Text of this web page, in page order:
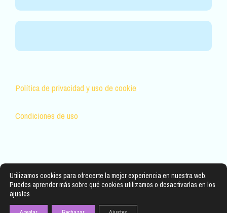
Política de privacidad y uso de cookie
Condiciones de uso
Utilizamos cookies para ofrecerte la mejor experiencia en nuestra web.
Puedes aprender más sobre qué cookies utilizamos o desactivarlas en los
ajustes